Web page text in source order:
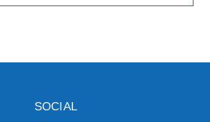
SOCIAL